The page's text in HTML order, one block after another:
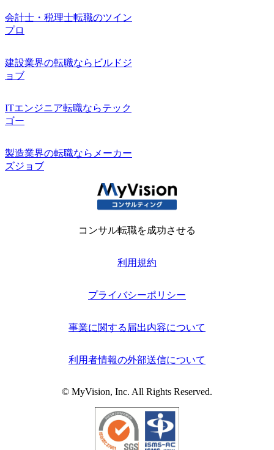
会計士・税理士転職のツイン
プロ
建設業界の転職ならビルドジ
ョブ
ITエンジニア転職ならテック
ゴー
製造業界の転職ならメーカー
ズジョブ
コンサル転職を成功させる
利用規約
プライバシーポリシー
事業に関する届出内容について
利用者情報の外部送信について
© MyVision, Inc. All Rights Reserved.